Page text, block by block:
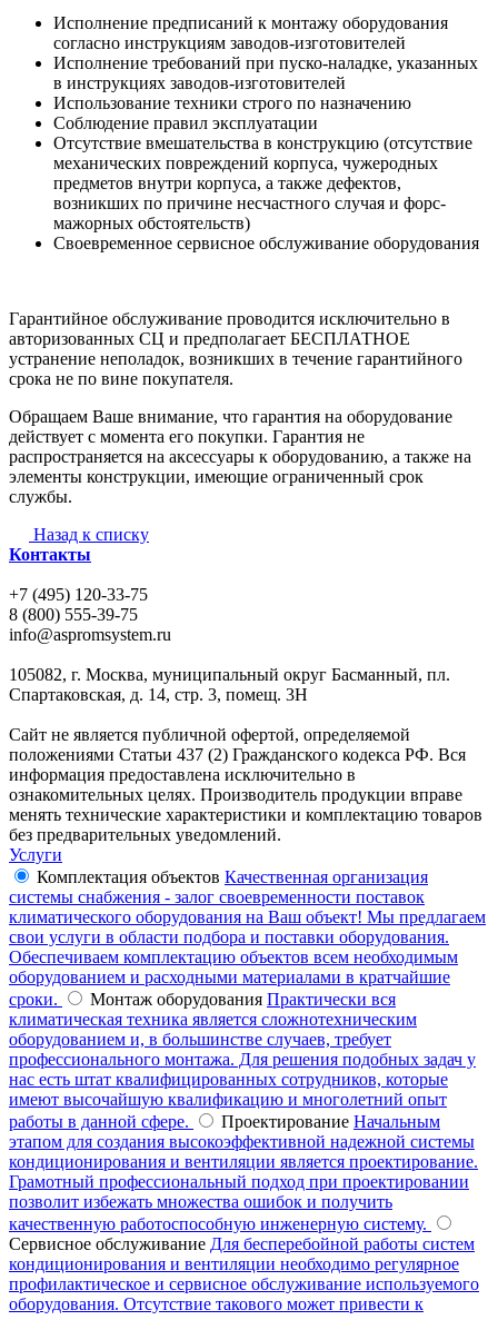
Исполнение предписаний к монтажу оборудования
согласно инструкциям заводов-изготовителей
Исполнение требований при пуско-наладке, указанных
в инструкциях заводов-изготовителей
Использование техники строго по назначению
Соблюдение правил эксплуатации
Отсутствие вмешательства в конструкцию (отсутствие
механических повреждений корпуса, чужеродных
предметов внутри корпуса, а также дефектов,
возникших по причине несчастного случая и форс-
мажорных обстоятельств)
Своевременное сервисное обслуживание оборудования
Гарантийное обслуживание проводится исключительно в
авторизованных СЦ и предполагает БЕСПЛАТНОЕ
устранение неполадок, возникших в течение гарантийного
срока не по вине покупателя.
Обращаем Ваше внимание, что гарантия на оборудование
действует с момента его покупки. Гарантия не
распространяется на аксессуары к оборудованию, а также на
элементы конструкции, имеющие ограниченный срок
службы.
Назад к списку
Контакты
+7 (495) 120-33-75
8 (800) 555-39-75
info@aspromsystem.ru
105082, г. Москва, муниципальный округ Басманный, пл.
Спартаковская, д. 14, стр. 3, помещ. 3Н
Сайт не является публичной офертой, определяемой
положениями Статьи 437 (2) Гражданского кодекса РФ. Вся
информация предоставлена исключительно в
ознакомительных целях. Производитель продукции вправе
менять технические характеристики и комплектацию товаров
без предварительных уведомлений.
Услуги
Комплектация объектов Качественная организация
системы снабжения - залог своевременности поставок
климатического оборудования на Ваш объект! Мы предлагаем
свои услуги в области подбора и поставки оборудования.
Обеспечиваем комплектацию объектов всем необходимым
оборудованием и расходными материалами в кратчайшие
сроки.
Монтаж оборудования Практически вся
климатическая техника является сложнотехническим
оборудованием и, в большинстве случаев, требует
профессионального монтажа. Для решения подобных задач у
нас есть штат квалифицированных сотрудников, которые
имеют высочайшую квалификацию и многолетний опыт
работы в данной сфере.
Проектирование Начальным
этапом для создания высокоэффективной надежной системы
кондиционирования и вентиляции является проектирование.
Грамотный профессиональный подход при проектировании
позволит избежать множества ошибок и получить
качественную работоспособную инженерную систему.
Сервисное обслуживание Для бесперебойной работы систем
кондиционирования и вентиляции необходимо регулярное
профилактическое и сервисное обслуживание используемого
оборудования. Отсутствие такового может привести к